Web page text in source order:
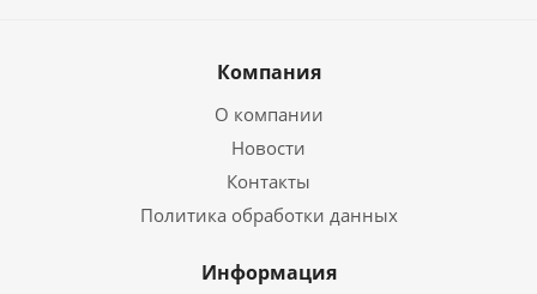
Компания
О компании
Новости
Контакты
Политика обработки данных
Информация